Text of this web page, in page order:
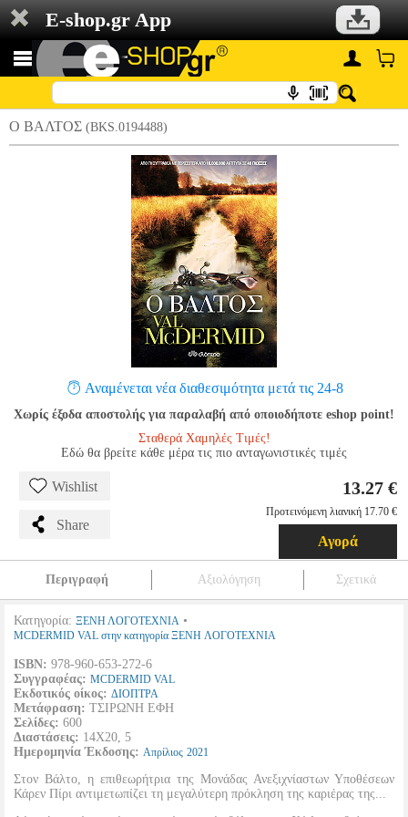
E-shop.gr App
Ο ΒΑΛΤΟΣ (BKS.0194488)
Αναμένεται νέα διαθεσιμότητα μετά τις 24-8
Χωρίς έξοδα αποστολής για παραλαβή από οποιοδήποτε eshop point!
Σταθερά Χαμηλές Τιμές!
Εδώ θα βρείτε κάθε μέρα τις πιο ανταγωνιστικές τιμές
Wishlist
Share
13.27 €
Προτεινόμενη λιανική 17.70 €
Αγορά
Περιγραφή Αξιολόγηση Σχετικά
Κατηγορία: ΞΕΝΗ ΛΟΓΟΤΕΧΝΙΑ •
MCDERMID VAL στην κατηγορία ΞΕΝΗ ΛΟΓΟΤΕΧΝΙΑ
ISBN: 978-960-653-272-6
Συγγραφέας: MCDERMID VAL
Εκδοτικός οίκος: ΔΙΟΠΤΡΑ
Μετάφραση: ΤΣΙΡΩΝΗ ΕΦΗ
Σελίδες: 600
Διαστάσεις: 14Χ20, 5
Ημερομηνία Έκδοσης: Απρίλιος 2021
Στον Βάλτο, η επιθεωρήτρια της Μονάδας Ανεξιχνίαστων Υποθέσεων
Κάρεν Πίρι αντιμετωπίζει τη μεγαλύτερη πρόκληση της καριέρας της...